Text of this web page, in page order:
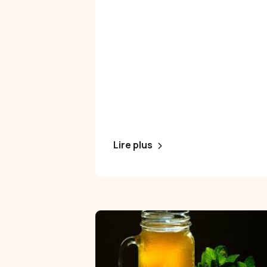
Lire plus